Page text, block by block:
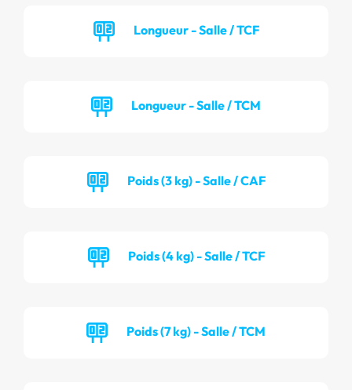
Longueur - Salle / TCF
Longueur - Salle / TCM
Poids (3 kg) - Salle / CAF
Poids (4 kg) - Salle / TCF
Poids (7 kg) - Salle / TCM